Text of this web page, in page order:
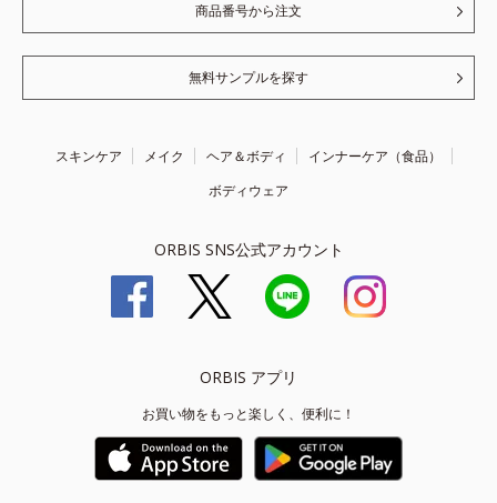
商品番号から注文
無料サンプルを探す
スキンケア メイク ヘア＆ボディ
インナーケア（食品）
ボディウェア
ORBIS SNS公式アカウント
ORBIS アプリ
お買い物をもっと楽しく、便利に！